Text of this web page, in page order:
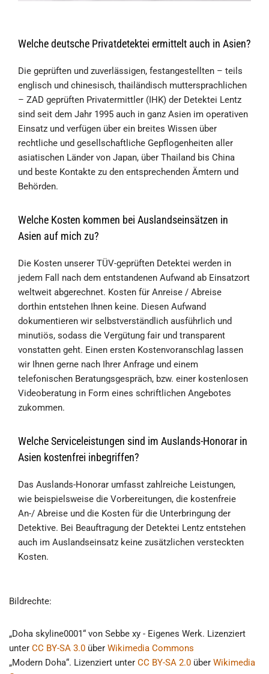
Welche deutsche Privatdetektei ermittelt auch in Asien?
Die geprüften und zuverlässigen, festangestellten – teils
englisch und chinesisch, thailändisch muttersprachlichen
– ZAD geprüften Privatermittler (IHK) der Detektei Lentz
sind seit dem Jahr 1995 auch in ganz Asien im operativen
Einsatz und verfügen über ein breites Wissen über
rechtliche und gesellschaftliche Gepflogenheiten aller
asiatischen Länder von Japan, über Thailand bis China
und beste Kontakte zu den entsprechenden Ämtern und
Behörden.
Welche Kosten kommen bei Auslandseinsätzen in
Asien auf mich zu?
Die Kosten unserer TÜV-geprüften Detektei werden in
jedem Fall nach dem entstandenen Aufwand ab Einsatzort
weltweit abgerechnet. Kosten für Anreise / Abreise
dorthin entstehen Ihnen keine. Diesen Aufwand
dokumentieren wir selbstverständlich ausführlich und
minutiös, sodass die Vergütung fair und transparent
vonstatten geht. Einen ersten Kostenvoranschlag lassen
wir Ihnen gerne nach Ihrer Anfrage und einem
telefonischen Beratungsgespräch, bzw. einer kostenlosen
Videoberatung in Form eines schriftlichen Angebotes
zukommen.
Welche Serviceleistungen sind im Auslands-Honorar in
Asien kostenfrei inbegriffen?
Das Auslands-Honorar umfasst zahlreiche Leistungen,
wie beispielsweise die Vorbereitungen, die kostenfreie
An-/ Abreise und die Kosten für die Unterbringung der
Detektive. Bei Beauftragung der Detektei Lentz entstehen
auch im Auslandseinsatz keine zusätzlichen versteckten
Kosten.
Bildrechte:
„Doha skyline0001“ von Sebbe xy - Eigenes Werk. Lizenziert
unter CC BY-SA 3.0 über Wikimedia Commons
„Modern Doha“. Lizenziert unter CC BY-SA 2.0 über Wikimedia